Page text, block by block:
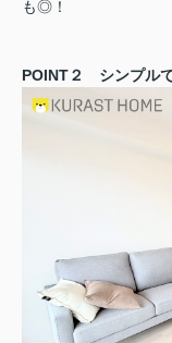
も◎！
POINT２ シンプル